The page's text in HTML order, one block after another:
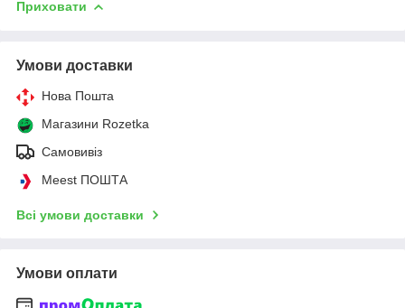
Приховати
Умови доставки
Нова Пошта
Магазини Rozetka
Самовивіз
Meest ПОШТА
Всі умови доставки
Умови оплати